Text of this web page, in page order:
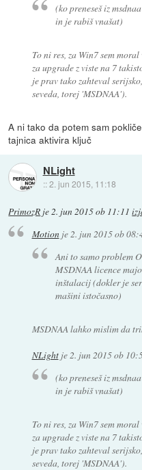
(ko preneseš iz
in je rabiš vnašat)
To ni res, za Win7 sem
za upgrade z viste na 7
je prav tako zahteval
seveda, torej 'MSDNAA').
A ni tako da potem sam
tajnica aktivira ključ
NLight
::2. jun 2015, 11:18
PrimozR je2. jun 2015 ob 11:11
Motionje2. jun 2015 ob
Ani to samo problem
MSDNAA licence
inštalacij (dokler je
mašini istočasno)
MSDNAA lahko mislim da
NLightje2. jun 2015 ob
(ko preneseš iz
in je rabiš vnašat)
To ni res, za Win7 sem
za upgrade z viste na 7
je prav tako zahteval
seveda, torej 'MSDNAA').